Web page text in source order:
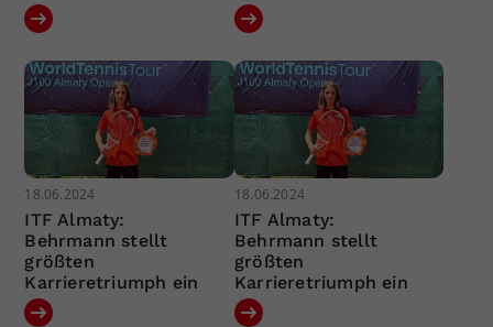
18.06.2024
ITF Almaty:
Behrmann stellt
größten
Karrieretriumph ein
18.06.2024
ITF Almaty:
Behrmann stellt
größten
Karrieretriumph ein